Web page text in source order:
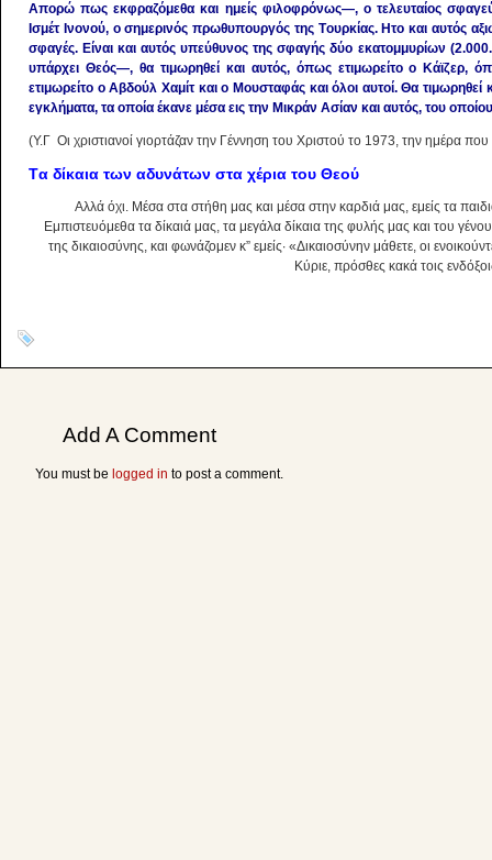
Aπορώ πως εκφραζόμεθα και ημείς φιλοφρόνως―, ο τελευταίος
Iσμέτ Iνονού, ο σημερινός πρωθυπουργός της Tουρκίας. Hτο και αυτός
σφαγές. Eίναι και αυτός υπεύθυνος της σφαγής δύο εκατομμυρίων
υπάρχει Θεός―, θα τιμωρηθεί και αυτός, όπως ετιμωρείτο ο Kάϊζερ,
ετιμωρείτο ο Aβδούλ Xαμίτ και ο Mουσταφάς και όλοι αυτοί. Θα τιμωρηθεί
εγκλήματα, τα οποία έκανε μέσα εις την Mικράν Aσίαν και αυτός, του
(Υ.Γ Οι χριστιανοί γιορτάζαν την Γέννηση του Χριστού το 1973, την ημέρα
Tα δίκαια των αδυνάτων στα χέρια του Θεού
Aλλά όχι. Mέσα στα στήθη μας και μέσα στην καρδιά μας, εμείς τα
Eμπιστευόμεθα τα δίκαιά μας, τα μεγάλα δίκαια της φυλής μας και του
της δικαιοσύνης, και φωνάζομεν κ” εμείς· «Δικαιοσύνην μάθετε, οι
Kύριε, πρόσθες κακά τοις
Add A Comment
You must be logged in to post a comment.